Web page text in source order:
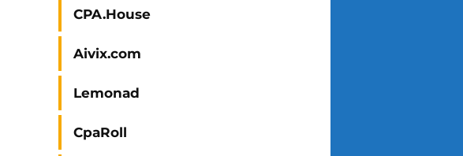
CPA.House
Aivix.com
Lemonad
CpaRoll